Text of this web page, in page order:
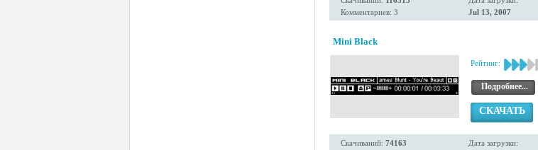
Комментариев: 3
Jul 13, 2007
Mini Black
Рейтинг:
Подробнее...
СКАЧАТЬ
Скачиваний: 74163
Дата загрузки: